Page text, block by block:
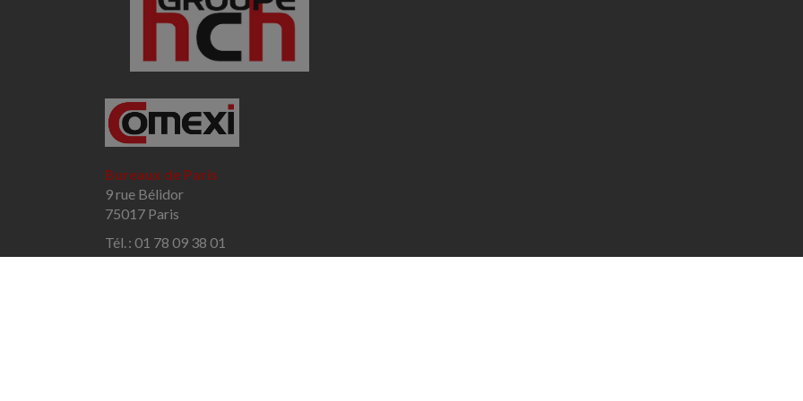
Bureaux de Paris
9 rue Bélidor
75017 Paris
Tél. : 01 78 09 38 01
Courriel :c.hadjaj@comexi.fr